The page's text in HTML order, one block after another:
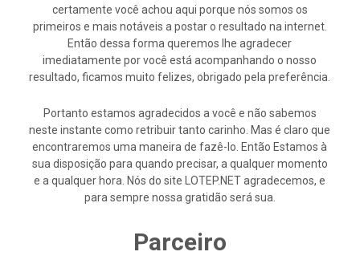
certamente você achou aqui porque nós somos os
primeiros e mais notáveis a postar o resultado na internet.
Então dessa forma queremos lhe agradecer
imediatamente por você está acompanhando o nosso
resultado, ficamos muito felizes, obrigado pela preferência.
Portanto estamos agradecidos a você e não sabemos
neste instante como retribuir tanto carinho. Mas é claro que
encontraremos uma maneira de fazê-lo. Então Estamos à
sua disposição para quando precisar, a qualquer momento
e a qualquer hora. Nós do site LOTEP.NET agradecemos, e
para sempre nossa gratidão será sua.
Parceiro